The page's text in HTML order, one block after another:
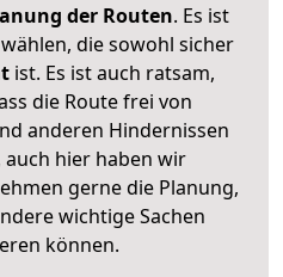
der Routen. Es ist
die sowohl sicher
ist. Es ist auch ratsam,
die Route frei von
anderen Hindernissen
auch hier haben wir
gerne die Planung,
wichtige Sachen
können.